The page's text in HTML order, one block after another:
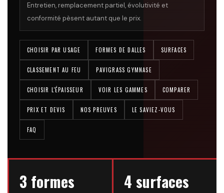
Entretien, remplacement partiel, évolutivité et
conformité pèsent autant que le prix.
CHOISIR PAR USAGE FORMES DE DALLES SURFACES
CLASSEMENT AU FEU PAVIGRASS GYMNASE
CHOISIR L'ÉPAISSEUR VOIR LES GAMMES COMPARER
PRIX ET DEVIS NOS PREUVES LE SAVIEZ-VOUS
FAQ
3 formes 4 surfaces